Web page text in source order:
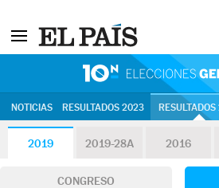
NOTICIAS RESULTADOS 2023
2019 2019-28A 2016
CONGRESO